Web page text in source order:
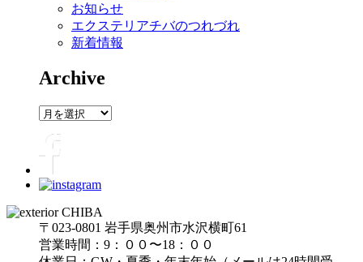
お知らせ
エクステリアチバのつれづれ
新着情報
Archive
Archive
〒023-0801 岩手県奥州市水沢横町61
営業時間：9：００〜18：００